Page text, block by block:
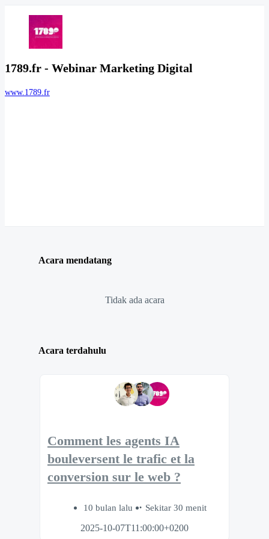
1789.fr - Webinar Marketing Digital
www.1789.fr
Acara mendatang
Tidak ada acara
Acara terdahulu
Comment les agents IA
bouleversent le trafic et la
conversion sur le web ?
10 bulan lalu
Sekitar 30 menit
2025-10-07T11:00:00+0200